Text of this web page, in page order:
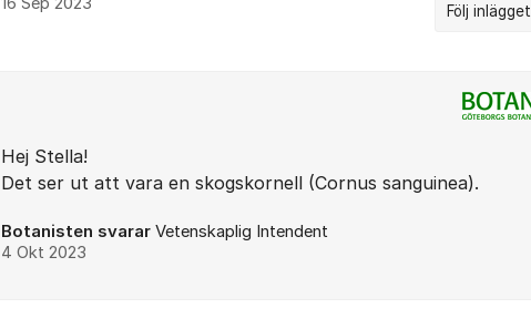
Följ inlägget
Hej Stella!
Det ser ut att vara en skogskornell (Cornus sanguinea).
Botanisten svarar Vetenskaplig Intendent
4 Okt 2023